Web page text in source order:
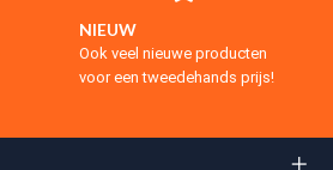
NIEUW
Ook veel nieuwe producten
voor een tweedehands prijs!